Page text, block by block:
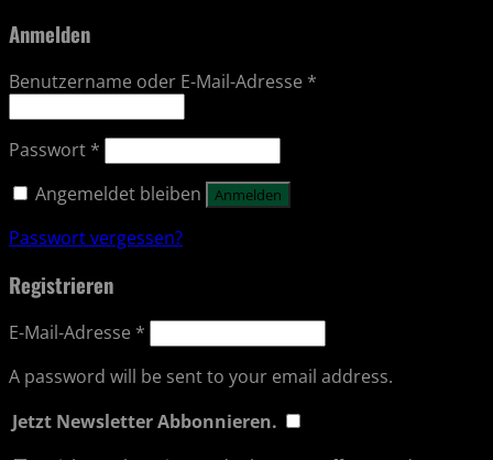
Anmelden
Benutzername oder E-Mail-Adresse *
Passwort *
Angemeldet bleiben
Anmelden
Passwort vergessen?
Registrieren
E-Mail-Adresse *
A password will be sent to your email address.
Jetzt Newsletter Abbonnieren.